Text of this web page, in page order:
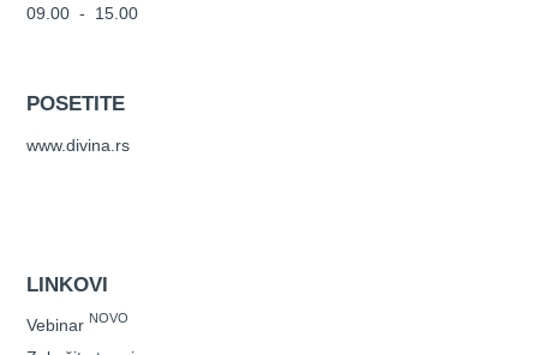
09.00 - 15.00
POSETITE
www.divina.rs
LINKOVI
Vebinar NOVO